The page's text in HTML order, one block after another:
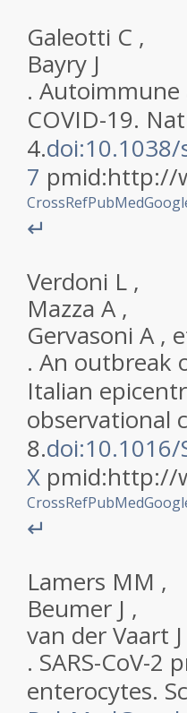
Galeotti C ,
Bayry J
. Autoimmune
COVID-19.
4.
7 pmid:http://
CrossRefPubMed
↵
Verdoni L ,
Mazza A ,
Gervasoni A ,
. An outbreak
Italian
observational
8.doi:10.1016/
X pmid:http://
CrossRefPubMed
↵
Lamers MM ,
Beumer J ,
van der Vaart J
. SARS-CoV-
enterocytes.